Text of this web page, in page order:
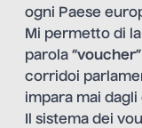
ogni Paese
Mi permetto di
parola “voucher
corridoi
impara mai
Il sistema dei